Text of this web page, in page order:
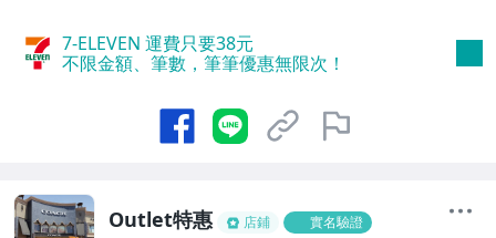
7-ELEVEN 運費只要38元
不限金額、筆數，筆筆優惠無限次！
Outlet特惠 店鋪 實名驗證